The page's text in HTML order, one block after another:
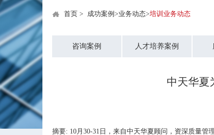
首页 > 成功案例 >业务动态>培训业务动态
咨询案例 人才培养案例
中天华夏
摘要: 10月30-31日，来自中天华夏顾问，资深质量